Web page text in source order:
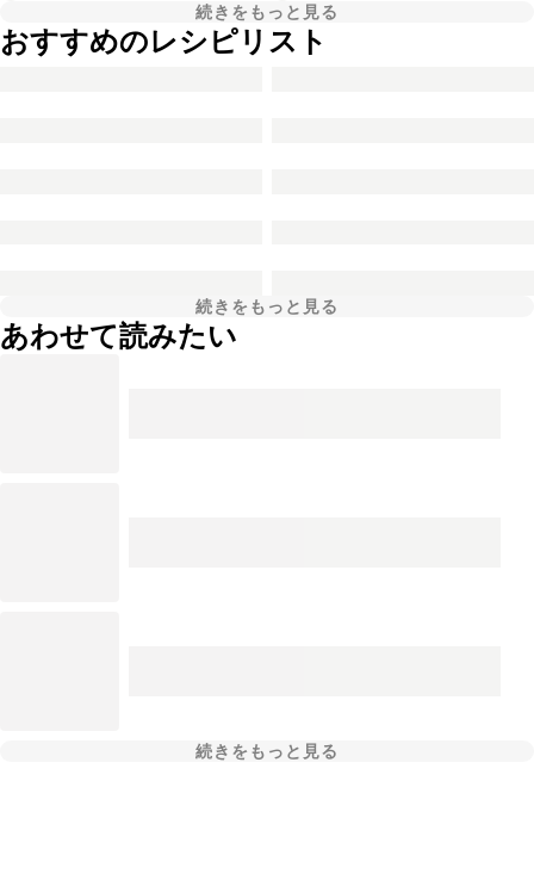
続きをもっと見る
おすすめのレシピリスト
続きをもっと見る
あわせて読みたい
続きをもっと見る